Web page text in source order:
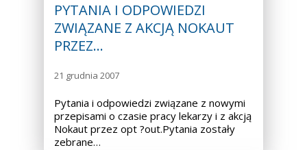
PYTANIA I ODPOWIEDZI
ZWIĄZANE Z AKCJĄ NOKAUT
PRZEZ…
21 grudnia 2007
Pytania i odpowiedzi związane z nowymi
przepisami o czasie pracy lekarzy i z akcją
Nokaut przez opt ?out.Pytania zostały
zebrane…